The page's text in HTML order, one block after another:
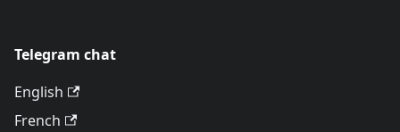
Telegram chat
English
French